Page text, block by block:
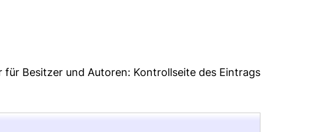
für Besitzer und Autoren: Kontrollseite des Eintrags